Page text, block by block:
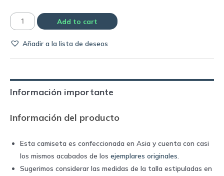
Polo
entrenamiento
Corea
del
2024
Nike
quantity
Add to cart
Añadir a la lista de deseos
Información importante
Información del producto
Esta camiseta es confeccionada en Asia y cuenta con casi
los mismos acabados de los ejemplares originales
Sugerimos considerar las medidas de la talla estipuladas en